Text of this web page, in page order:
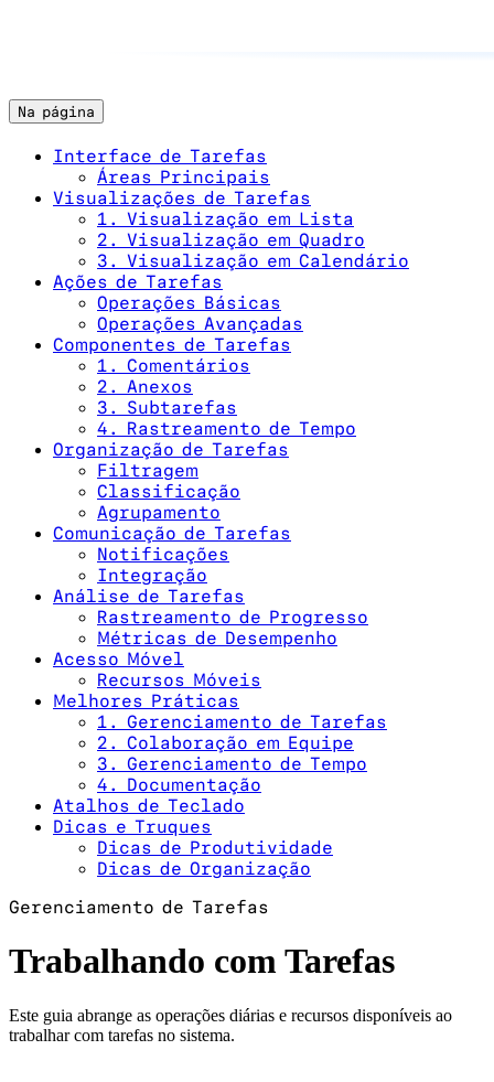
Na página
Interface de Tarefas
Áreas Principais
Visualizações de Tarefas
1. Visualização em Lista
2. Visualização em Quadro
3. Visualização em Calendário
Ações de Tarefas
Operações Básicas
Operações Avançadas
Componentes de Tarefas
1. Comentários
2. Anexos
3. Subtarefas
4. Rastreamento de Tempo
Organização de Tarefas
Filtragem
Classificação
Agrupamento
Comunicação de Tarefas
Notificações
Integração
Análise de Tarefas
Rastreamento de Progresso
Métricas de Desempenho
Acesso Móvel
Recursos Móveis
Melhores Práticas
1. Gerenciamento de Tarefas
2. Colaboração em Equipe
3. Gerenciamento de Tempo
4. Documentação
Atalhos de Teclado
Dicas e Truques
Dicas de Produtividade
Dicas de Organização
Gerenciamento de Tarefas
Trabalhando com Tarefas
Este guia abrange as operações diárias e recursos disponíveis ao
trabalhar com tarefas no sistema.